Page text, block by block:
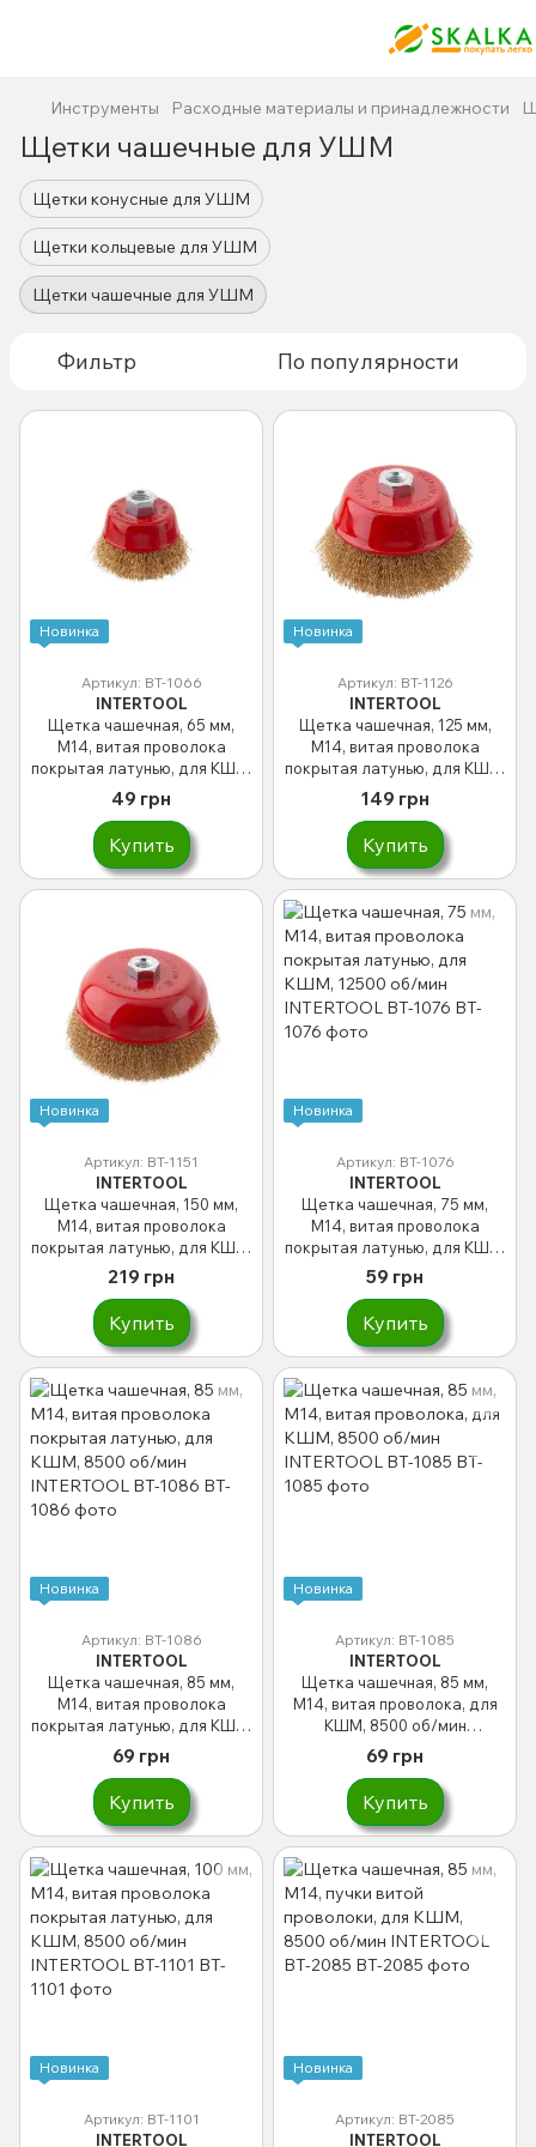
Инструменты Расходные материалы и принадлежности
Щетки чашечные для УШМ
Щетки конусные для УШМ
Щетки кольцевые для УШМ
Щетки чашечные для УШМ
Фильтр По популярности
Новинка
Артикул: BT-1066
INTERTOOL
Щетка чашечная, 65 мм,
M14, витая проволока
покрытая латунью, для КШМ,
12500 об/мин INTERTOOL BT-
1066
49 грн
Купить
Новинка
Артикул: BT-1126
INTERTOOL
Щетка чашечная, 125 мм,
M14, витая проволока
покрытая латунью, для КШМ,
6500 об/мин INTERTOOL BT-
1126
149 грн
Купить
Новинка
Артикул: BT-1151
INTERTOOL
Щетка чашечная, 150 мм,
M14, витая проволока
покрытая латунью, для КШМ,
4500 об/мин INTERTOOL BT-
1151
219 грн
Купить
Новинка
Артикул: BT-1076
INTERTOOL
Щетка чашечная, 75 мм,
M14, витая проволока
покрытая латунью, для КШМ,
12500 об/мин INTERTOOL BT-
1076
59 грн
Купить
Новинка
Артикул: BT-1086
INTERTOOL
Щетка чашечная, 85 мм,
M14, витая проволока
покрытая латунью, для КШМ,
8500 об/мин INTERTOOL BT-
1086
69 грн
Купить
Новинка
Артикул: BT-1085
INTERTOOL
Щетка чашечная, 85 мм,
M14, витая проволока, для
КШМ, 8500 об/мин
INTERTOOL BT-1085
69 грн
Купить
Новинка
Артикул: BT-1101
INTERTOOL
Новинка
Артикул: BT-2085
INTERTOOL